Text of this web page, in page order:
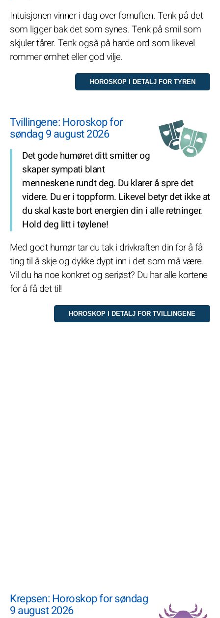
Intuisjonen vinner i dag over fornuften. Tenk på det
som ligger bak det som synes. Tenk på smil som
skjuler tårer. Tenk også på harde ord som likevel
rommer ømhet eller god vilje.
Tvillingene: Horoskop for
søndag 9 august 2026
Det gode humøret ditt smitter og
skaper sympati blant
menneskene rundt deg. Du klarer å spre det
videre. Du er i toppform. Likevel betyr det ikke at
du skal kaste bort energien din i alle retninger.
Hold deg litt i tøylene!
Med godt humør tar du tak i drivkraften din for å få
ting til å skje og dykke dypt inn i det som må være.
Vil du ha noe konkret og seriøst? Du har alle kortene
for å få det til!
Krepsen: Horoskop for søndag
9 august 2026